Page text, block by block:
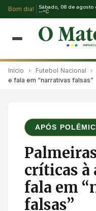
Bom dia!
Sábado, 08 de agosto
--°C
Início › Futebol Nacional ›
e fala em “narrativas falsas”
APÓS
críticas à
fala em
falsas”